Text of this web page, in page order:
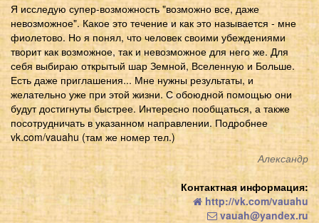
Я исследую супер-возможность "возможно все, даже
невозможное". Какое это течение и как это называется - мне
фиолетово. Но я понял, что человек своими убеждениями
творит как возможное, так и невозможное для него же. Для
себя выбираю открытый шар Земной, Вселенную и Больше.
Есть даже приглашения... Мне нужны результаты, и
желательно уже при этой жизни. С обоюдной помощью они
будут достигнуты быстрее. Интересно пообщаться, а также
посотрудничать в указанном направлении. Подробнее
vk.com/vauahu (там же номер тел.)
Александр
Контактная информация:
http://vk.com/vauahu
vauah@yandex.ru